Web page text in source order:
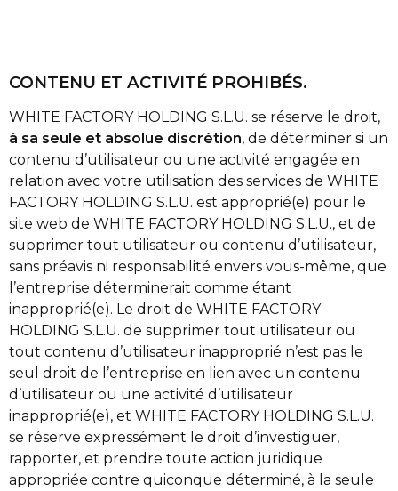
CONTENU ET ACTIVITÉ PROHIBÉS.
WHITE FACTORY HOLDING S.L.U. se réserve le droit,
à sa seule et absolue discrétion, de déterminer si un
contenu d’utilisateur ou une activité engagée en
relation avec votre utilisation des services de WHITE
FACTORY HOLDING S.L.U. est approprié(e) pour le
site web de WHITE FACTORY HOLDING S.L.U., et de
supprimer tout utilisateur ou contenu d’utilisateur,
sans préavis ni responsabilité envers vous-même, que
l’entreprise déterminerait comme étant
inapproprié(e). Le droit de WHITE FACTORY
HOLDING S.L.U. de supprimer tout utilisateur ou
tout contenu d’utilisateur inapproprié n’est pas le
seul droit de l’entreprise en lien avec un contenu
d’utilisateur ou une activité d’utilisateur
inapproprié(e), et WHITE FACTORY HOLDING S.L.U.
se réserve expressément le droit d’investiguer,
rapporter, et prendre toute action juridique
appropriée contre quiconque déterminé, à la seule